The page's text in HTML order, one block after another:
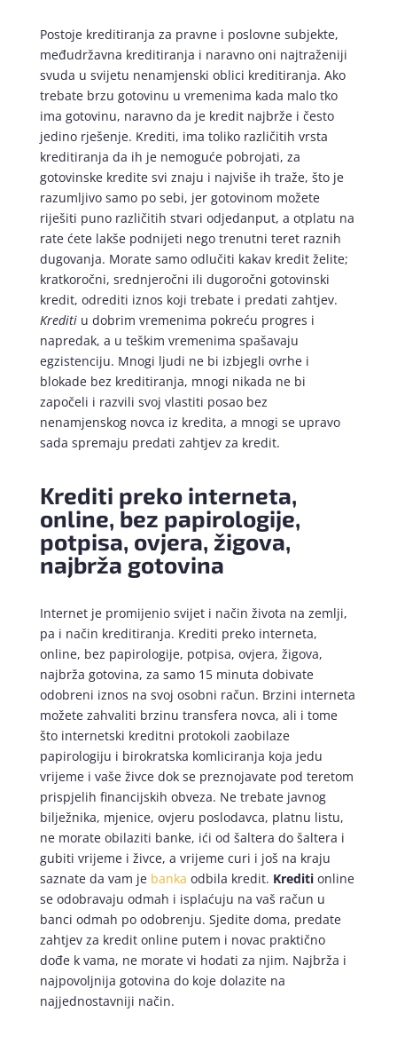
Postoje kreditiranja za pravne i poslovne subjekte,
međudržavna kreditiranja i naravno oni najtraženiji
svuda u svijetu nenamjenski oblici kreditiranja. Ako
trebate brzu gotovinu u vremenima kada malo tko
ima gotovinu, naravno da je kredit najbrže i često
jedino rješenje. Krediti, ima toliko različitih vrsta
kreditiranja da ih je nemoguće pobrojati, za
gotovinske kredite svi znaju i najviše ih traže, što je
razumljivo samo po sebi, jer gotovinom možete
riješiti puno različitih stvari odjedanput, a otplatu na
rate ćete lakše podnijeti nego trenutni teret raznih
dugovanja. Morate samo odlučiti kakav kredit želite;
kratkoročni, srednjeročni ili dugoročni gotovinski
kredit, odrediti iznos koji trebate i predati zahtjev.
Kreditiu dobrim vremenima pokreću progres i
napredak, a u teškim vremenima spašavaju
egzistenciju. Mnogi ljudi ne bi izbjegli ovrhe i
blokade bez kreditiranja, mnogi nikada ne bi
započeli i razvili svoj vlastiti posao bez
nenamjenskog novca iz kredita, a mnogi se upravo
sada spremaju predati zahtjev za kredit.
Krediti preko interneta,
online, bez papirologije,
potpisa, ovjera, žigova,
najbrža gotovina
Internet je promijenio svijet i način života na zemlji,
pa i način kreditiranja. Krediti preko interneta,
online, bez papirologije, potpisa, ovjera, žigova,
najbrža gotovina, za samo 15 minuta dobivate
odobreni iznos na svoj osobni račun. Brzini interneta
možete zahvaliti brzinu transfera novca, ali i tome
što internetski kreditni protokoli zaobilaze
papirologiju i birokratska komliciranja koja jedu
vrijeme i vaše živce dok se preznojavate pod teretom
prispjelih financijskih obveza. Ne trebate javnog
bilježnika, mjenice, ovjeru poslodavca, platnu listu,
ne morate obilaziti banke, ići od šaltera do šaltera i
gubiti vrijeme i živce, a vrijeme curi i još na kraju
saznate da vam je banka odbila kredit. Kreditionline
se odobravaju odmah i isplaćuju na vaš račun u
banci odmah po odobrenju. Sjedite doma, predate
zahtjev za kredit online putem i novac praktično
dođe k vama, ne morate vi hodati za njim. Najbrža i
najpovoljnija gotovina do koje dolazite na
najjednostavniji način.